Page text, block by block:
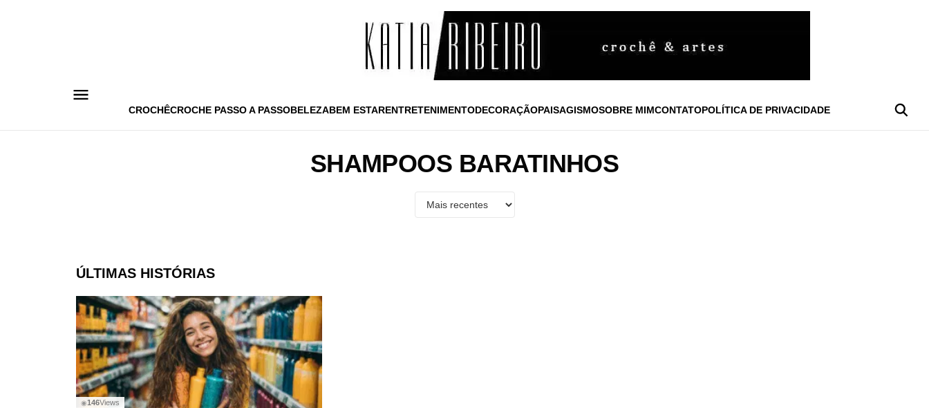
CROCHÊCROCHE PASSO A PASSOBELEZABEM ESTARENTRETENIMENTODECORAÇÃOPAISAGISMOSOBRE MIMCONTATOPOLÍTICA DE PRIVACIDADE
SHAMPOOS BARATINHOS
ÚLTIMAS HISTÓRIAS
◉146Views